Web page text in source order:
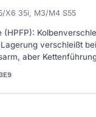
X6 35i, M3/M4 S55
verschleißt
aber